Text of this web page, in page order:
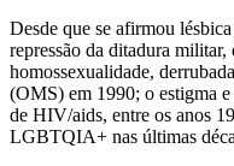
Desde que se afirmou
repressão da ditadura
homossexualidade,
(OMS) em 1990; o estigma
de HIV/aids, entre os anos
LGBTQIA+ nas últimas